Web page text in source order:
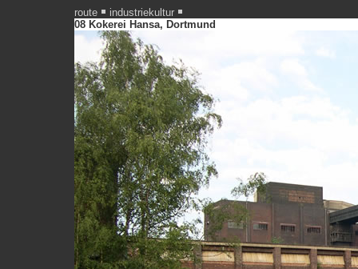
route
industriekultur
08 Kokerei Hansa, Dortmund